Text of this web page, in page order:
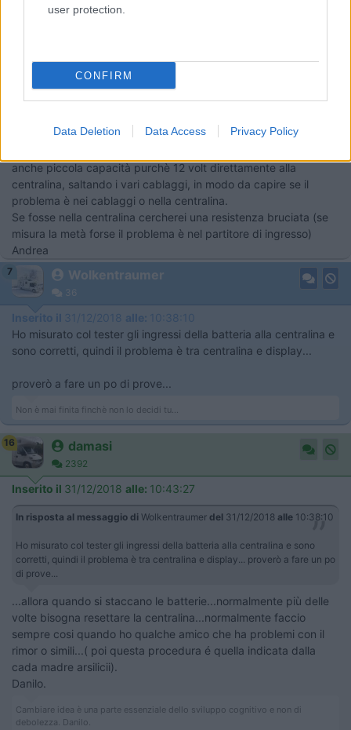
user protection.
CONFIRM
Data Deletion Data Access Privacy Policy
Inserito il31/12/2018
Smontate e caricate esternamente entrambe. Risultato, una arrivata a
12.8 e la seconda non ha superato gli 11.5... nel dubbio le o messe
tester leggo 12.8... connettori puliti...
anche piccola capacità purchè 12 volt direttamente alla
centralina, saltando i vari cablaggi, in modo da capire se il
problema è nei cablaggi o nella centralina.
Se fosse nella centralina cercherei una resistenza bruciata (se
misura la metà forse il problema è nel partitore di ingresso)
Andrea
7 Wolkentraumer
36
Inserito il 31/12/2018 alle: 10:38:10
Ho misurato col tester gli ingressi della batteria alla centralina e
sono corretti, quindi il problema è tra centralina e display...
proverò a fare un po di prove...
Non è mai finita finchè non lo decidi tu...
16 damasi
2392
Inserito il 31/12/2018 alle: 10:43:27
In risposta al messaggio di Wolkentraumer del 31/12/2018 alle 10:38:10
Ho misurato col tester gli ingressi della batteria alla centralina e sono
corretti, quindi il problema è tra centralina e display... proverò a fare un po
di prove...
...allora quando si staccano le batterie...normalmente più delle
volte bisogna resettare la centralina...normalmente faccio
sempre cosi quando ho qualche amico che ha problemi con il
rimor o simili...( poi questa procedura é quella indicata dalla
cada madre arsilicii).
Danilo.
Cambiare idea è una parte essenziale dello sviluppo cognitivo e non di
debolezza. Danilo.